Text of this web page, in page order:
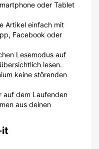
oder Tablet
Artikel einfach mit
Facebook oder
Lesemodus auf
lesen.
keine störenden
auf dem Laufenden
aus deinen
it